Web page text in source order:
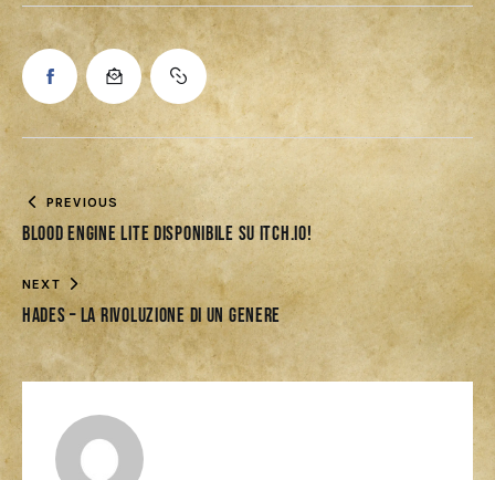
PREVIOUS
Blood Engine lite disponibile su itch.io!
NEXT
Hades – La rivoluzione di un genere